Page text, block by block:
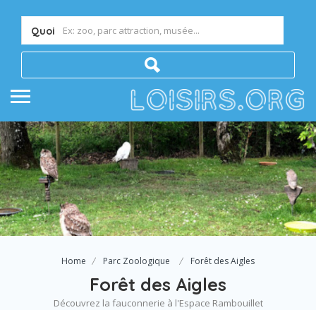
Quoi
Home Parc Zoologique Forêt des Aigles
Forêt des Aigles
Découvrez la fauconnerie à l'Espace Rambouillet